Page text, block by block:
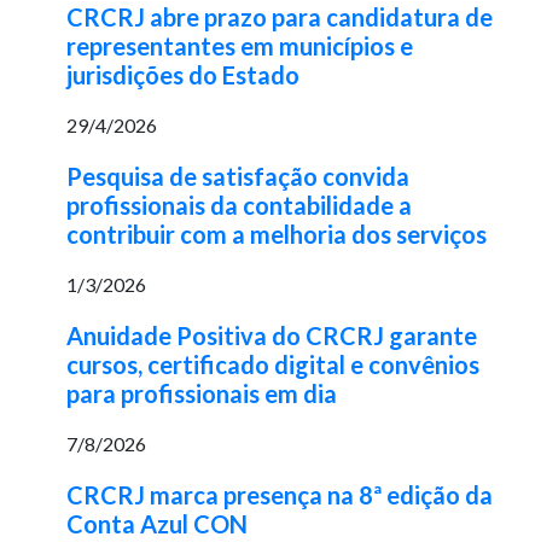
CRCRJ abre prazo para candidatura de
representantes em municípios e
jurisdições do Estado
29/4/2026
Pesquisa de satisfação convida
profissionais da contabilidade a
contribuir com a melhoria dos serviços
1/3/2026
Anuidade Positiva do CRCRJ garante
cursos, certificado digital e convênios
para profissionais em dia
7/8/2026
CRCRJ marca presença na 8ª edição da
Conta Azul CON